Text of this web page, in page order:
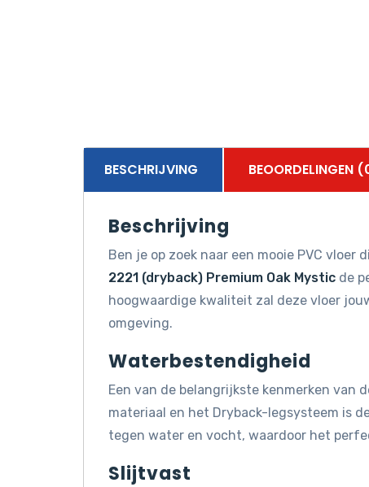
BESCHRIJVING BEOORDELINGEN
Beschrijving
Ben je op zoek naar een mooie PVC
2221 (dryback) Premium Oak Mystic de
hoogwaardige kwaliteit zal deze vloer
omgeving.
Waterbestendigheid
Een van de belangrijkste kenmerken van
materiaal en het Dryback-legsysteem is
tegen water en vocht, waardoor het
Slijtvast